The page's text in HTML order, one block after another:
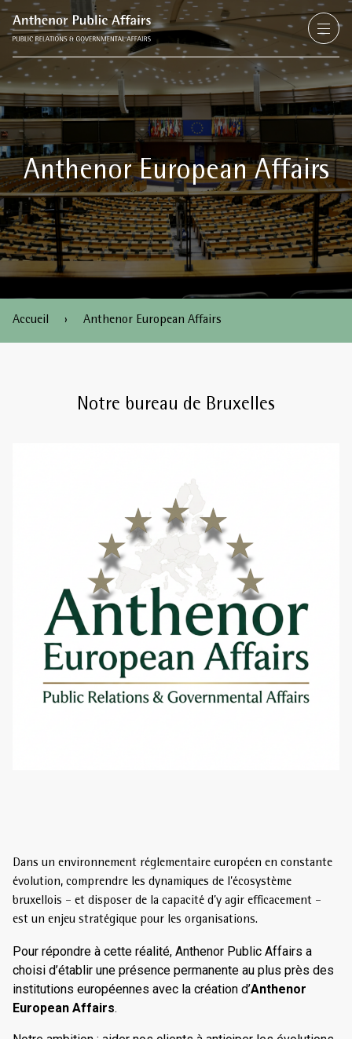
Aller au contenu
Nous connaître
Nos services
Nos clubs et cercles
Anthenor European Affairs
Nos références
Contact
Anthenor European Affairs
Accueil › Anthenor European Affairs
Notre bureau de Bruxelles
Dans un environnement réglementaire européen en constante
évolution, comprendre les dynamiques de l’écosystème
bruxellois – et disposer de la capacité d’y agir efficacement –
est un enjeu stratégique pour les organisations.
Pour répondre à cette réalité, Anthenor Public Affairs a
choisi d’établir une présence permanente au plus près des
institutions européennes avec la création d’Anthenor
European Affairs.